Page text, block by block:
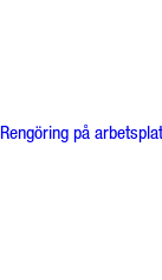
Rengöring på